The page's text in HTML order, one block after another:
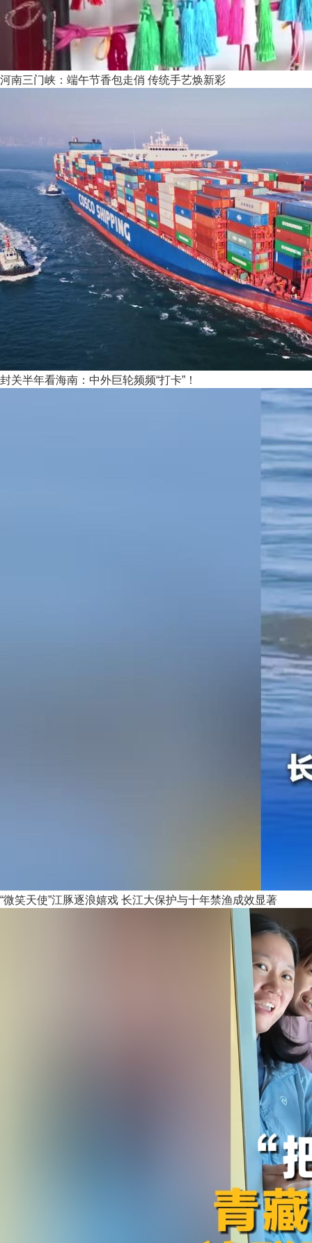
河南三门峡：端午节香包走俏 传统手艺焕新彩
封关半年看海南：中外巨轮频频“打卡”！
“微笑天使”江豚逐浪嬉戏 长江大保护与十年禁渔成效显著